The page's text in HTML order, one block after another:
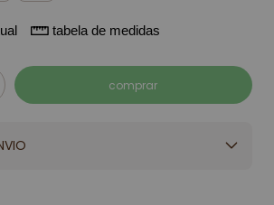
tabela de medidas